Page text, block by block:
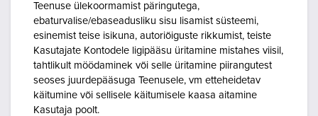
Teenuse ülekoormamist päringutega,
ebaturvalise/ebaseadusliku sisu lisamist süsteemi,
esinemist teise isikuna, autoriõiguste rikkumist, teiste
Kasutajate Kontodele ligipääsu üritamine mistahes viisil,
tahtlikult möödaminek või selle üritamine piirangutest
seoses juurdepääsuga Teenusele, vm etteheidetav
käitumine või sellisele käitumisele kaasa aitamine
Kasutaja poolt.